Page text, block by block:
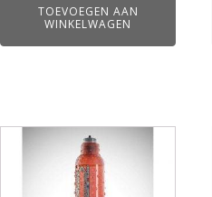
TOEVOEGEN AAN
WINKELWAGEN